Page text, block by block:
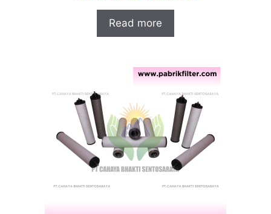
Read more